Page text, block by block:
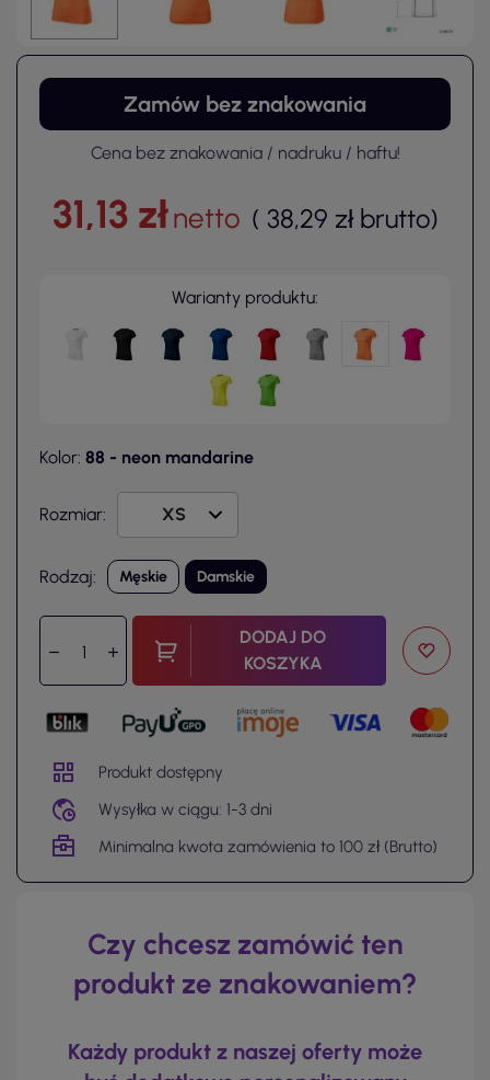
Zamów bez znakowania
Cena bez znakowania / nadruku / haftu!
31,13 złnetto ( 38,29 zł brutto)
Warianty produktu:
Kolor: 88 - neon mandarine
Rozmiar:
Rodzaj: Męskie Damskie
DODAJ DO
KOSZYKA
Produkt dostępny
Wysyłka w ciągu: 1-3 dni
Minimalna kwota zamówienia to 100 zł (Brutto)
Czy chcesz zamówić ten
produkt ze znakowaniem?
Każdy produkt z naszej oferty może